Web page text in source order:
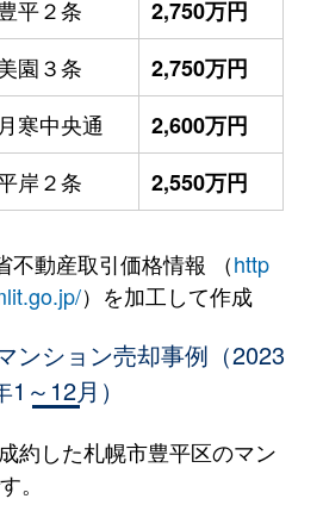
平２条
2,750万円
園３条
2,750万円
月寒中央通
2,600万円
岸２条 2,550万円
不動産取引価格情報 （http
）を加工して作成
ンション売却事例（2023
1～12月）
約した札幌市豊平区のマン
。